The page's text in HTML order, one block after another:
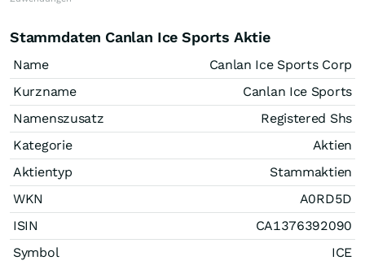
Stammdaten Canlan Ice Sports Aktie
Name
Canlan Ice Sports Corp
Kurzname
Canlan Ice Sports
Namenszusatz
Registered Shs
Kategorie
Aktien
Aktientyp
Stammaktien
WKN
A0RD5D
ISIN
CA1376392090
Symbol
ICE